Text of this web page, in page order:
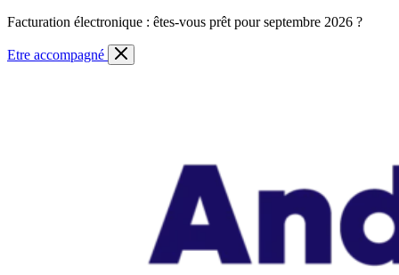
Skip
content
Facturation électronique : êtes-vous prêt pour septembre 2026 ?
Etre accompagné